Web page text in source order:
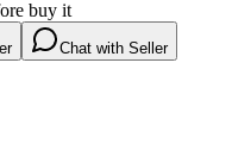
buy it
Chat with Seller